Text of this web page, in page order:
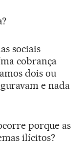
sociais
cobrança
dois ou
e nada
porque as
ilícitos?